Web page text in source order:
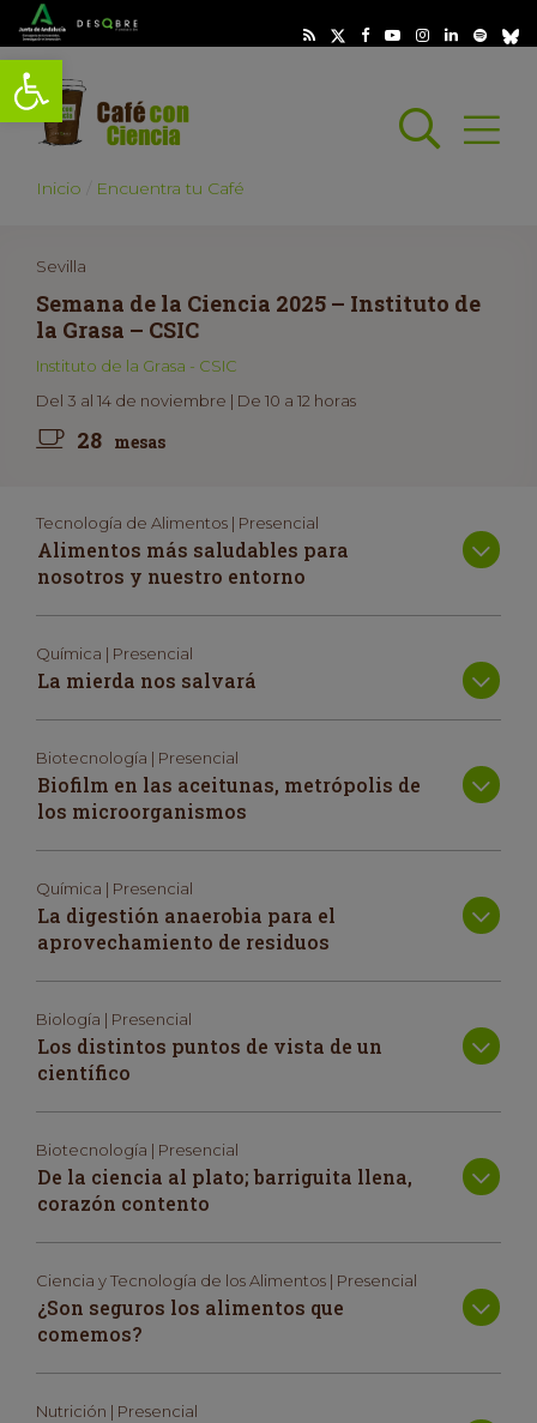
Abrir barra de herramientas
Abrir
Inicio Encuentra tu Café
Sevilla
Semana de la Ciencia 2025 – Instituto de
la Grasa – CSIC
Instituto de la Grasa - CSIC
Del 3 al 14 de noviembre | De 10 a 12 horas
28 mesas
Tecnología de Alimentos | Presencial
Alimentos más saludables para
nosotros y nuestro entorno
Química | Presencial
La mierda nos salvará
Biotecnología | Presencial
Biofilm en las aceitunas, metrópolis de
los microorganismos
Química | Presencial
La digestión anaerobia para el
aprovechamiento de residuos
Biología | Presencial
Los distintos puntos de vista de un
científico
Biotecnología | Presencial
De la ciencia al plato; barriguita llena,
corazón contento
Ciencia y Tecnología de los Alimentos | Presencial
¿Son seguros los alimentos que
comemos?
Nutrición | Presencial